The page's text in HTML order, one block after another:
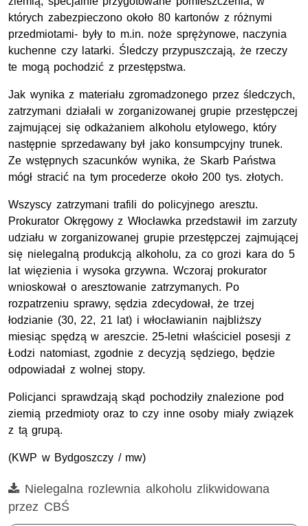
których zabezpieczono około 80 kartonów z różnymi
przedmiotami- były to m.in. noże sprężynowe, naczynia
kuchenne czy latarki. Śledczy przypuszczają, że rzeczy
te mogą pochodzić z przestępstwa.
Jak wynika z materiału zgromadzonego przez śledczych,
zatrzymani działali w zorganizowanej grupie przestępczej
zajmującej się odkażaniem alkoholu etylowego, który
następnie sprzedawany był jako konsumpcyjny trunek.
Ze wstępnych szacunków wynika, że Skarb Państwa
mógł stracić na tym procederze około 200 tys. złotych.
Wszyscy zatrzymani trafili do policyjnego aresztu.
Prokurator Okręgowy z Włocławka przedstawił im zarzuty
udziału w zorganizowanej grupie przestępczej zajmującej
się nielegalną produkcją alkoholu, za co grozi kara do 5
lat więzienia i wysoka grzywna. Wczoraj prokurator
wnioskował o aresztowanie zatrzymanych. Po
rozpatrzeniu sprawy, sędzia zdecydował, że trzej
łodzianie (30, 22, 21 lat) i włocławianin najbliższy
miesiąc spędzą w areszcie. 25-letni właściciel posesji z
Łodzi natomiast, zgodnie z decyzją sędziego, będzie
odpowiadał z wolnej stopy.
Policjanci sprawdzają skąd pochodziły znalezione pod
ziemią przedmioty oraz to czy inne osoby miały związek
z tą grupą.
(KWP w Bydgoszczy / mw)
Film
Nielegalna rozlewnia alkoholu zlikwidowana
przez CBŚ